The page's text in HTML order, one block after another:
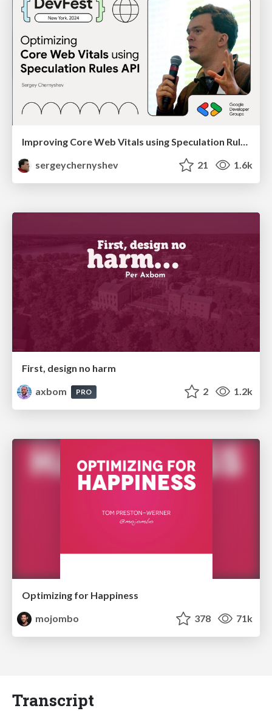
Improving Core Web Vitals using Speculation Rules API
sergeychernyshev
21 1.6k
First, design no harm
axbom
PRO 2 1.2k
Optimizing for Happiness
mojombo
378 71k
Transcript